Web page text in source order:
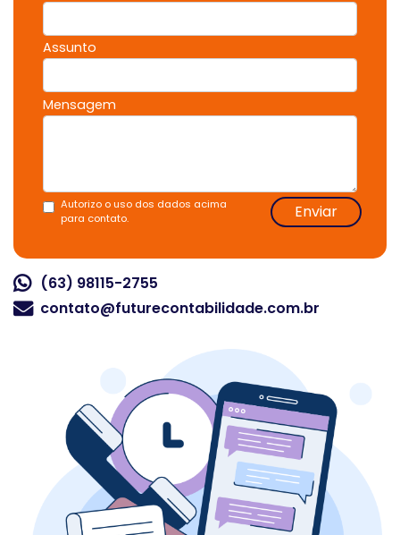
Assunto
Mensagem
Autorizo o uso dos dados acima
para contato.
Enviar
(63) 98115-2755
contato@futurecontabilidade.com.br